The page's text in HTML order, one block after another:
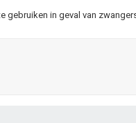
gebruiken in geval van